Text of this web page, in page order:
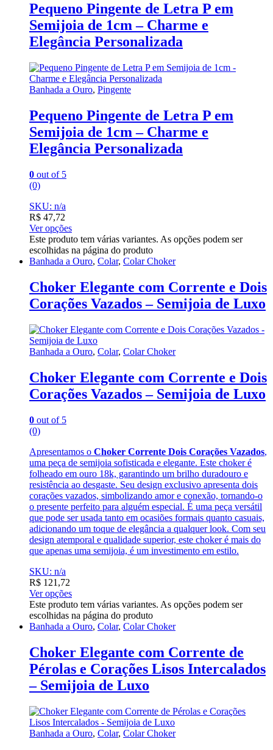
Pequeno Pingente de Letra P em
Semijoia de 1cm – Charme e
Elegância Personalizada
Banhada a Ouro, Pingente
Pequeno Pingente de Letra P em
Semijoia de 1cm – Charme e
Elegância Personalizada
0 out of 5
(0)
SKU: n/a
R$ 47,72
Ver opções
Este produto tem várias variantes. As opções podem ser
escolhidas na página do produto
Banhada a Ouro, Colar, Colar Choker
Choker Elegante com Corrente e Dois
Corações Vazados – Semijoia de Luxo
Banhada a Ouro, Colar, Colar Choker
Choker Elegante com Corrente e Dois
Corações Vazados – Semijoia de Luxo
0 out of 5
(0)
Apresentamos o Choker Corrente Dois Corações Vazados,
uma peça de semijoia sofisticada e elegante. Este choker é
folheado em ouro 18k, garantindo um brilho duradouro e
resistência ao desgaste. Seu design exclusivo apresenta dois
corações vazados, simbolizando amor e conexão, tornando-o
o presente perfeito para alguém especial. É uma peça versátil
que pode ser usada tanto em ocasiões formais quanto casuais,
adicionando um toque de elegância a qualquer look. Com seu
design atemporal e qualidade superior, este choker é mais do
que apenas uma semijoia, é um investimento em estilo.
SKU: n/a
R$ 121,72
Ver opções
Este produto tem várias variantes. As opções podem ser
escolhidas na página do produto
Banhada a Ouro, Colar, Colar Choker
Choker Elegante com Corrente de
Pérolas e Corações Lisos Intercalados
– Semijoia de Luxo
Banhada a Ouro, Colar, Colar Choker